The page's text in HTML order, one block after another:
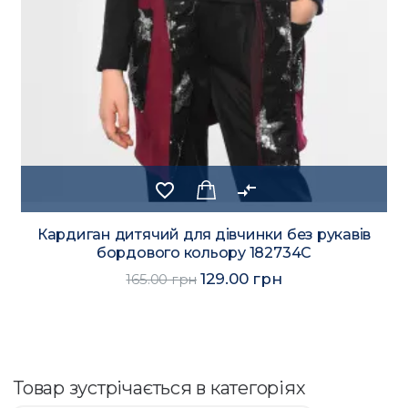
favorite_border compare_arrows
Кардиган дитячий для дівчинки без рукавів
бордового кольору 182734C
165.00 грн 129.00 грн
Товар зустрічається в категоріях